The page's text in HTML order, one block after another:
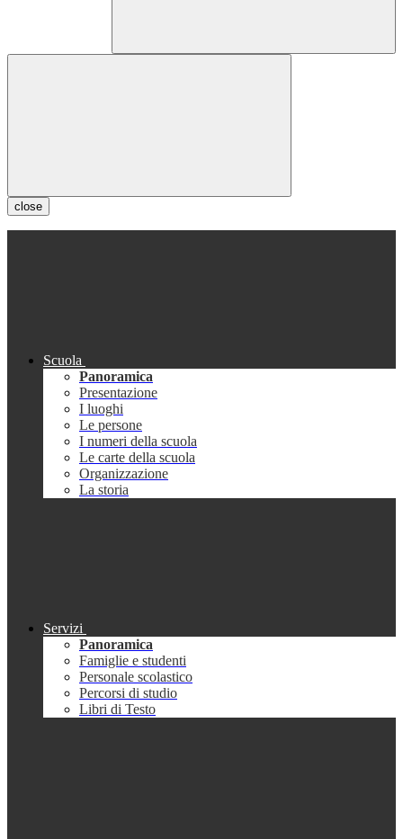
close
Scuola
Panoramica
Presentazione
I luoghi
Le persone
I numeri della scuola
Le carte della scuola
Organizzazione
La storia
Servizi
Panoramica
Famiglie e studenti
Personale scolastico
Percorsi di studio
Libri di Testo